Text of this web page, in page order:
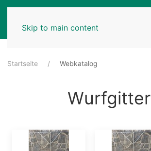
Skip to main content
Startseite Webkatalog
Wurfgitter